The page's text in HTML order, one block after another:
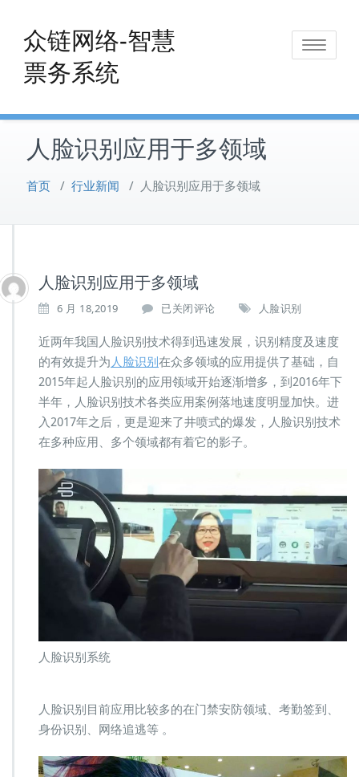
content
众链网络-智慧
票务系统
Toggle
人脸识别应用于多领域
首页 / 行业新闻 / 人脸识别应用于多领域
人脸识别应用于多领域
6 月 18,2019
人
识
别
应
用
于
多
领
域
已关闭评论 人脸识别
近两年我国人脸识别技术得到迅速发展，识别精度及速度
的有效提升为人脸识别 在众多领域的应用提供了基础，自
2015年起人脸识别的应用领域开始逐渐增多，到2016年下
半年，人脸识别技术各类应用案例落地速度明显加快。进
入2017年之后，更是迎来了井喷式的爆发，人脸识别技术
在多种应用、多个领域都有着它的影子。
人脸识别系统
人脸识别目前应用比较多的在门禁安防领域、考勤签到、
身份识别、网络追逃等 。